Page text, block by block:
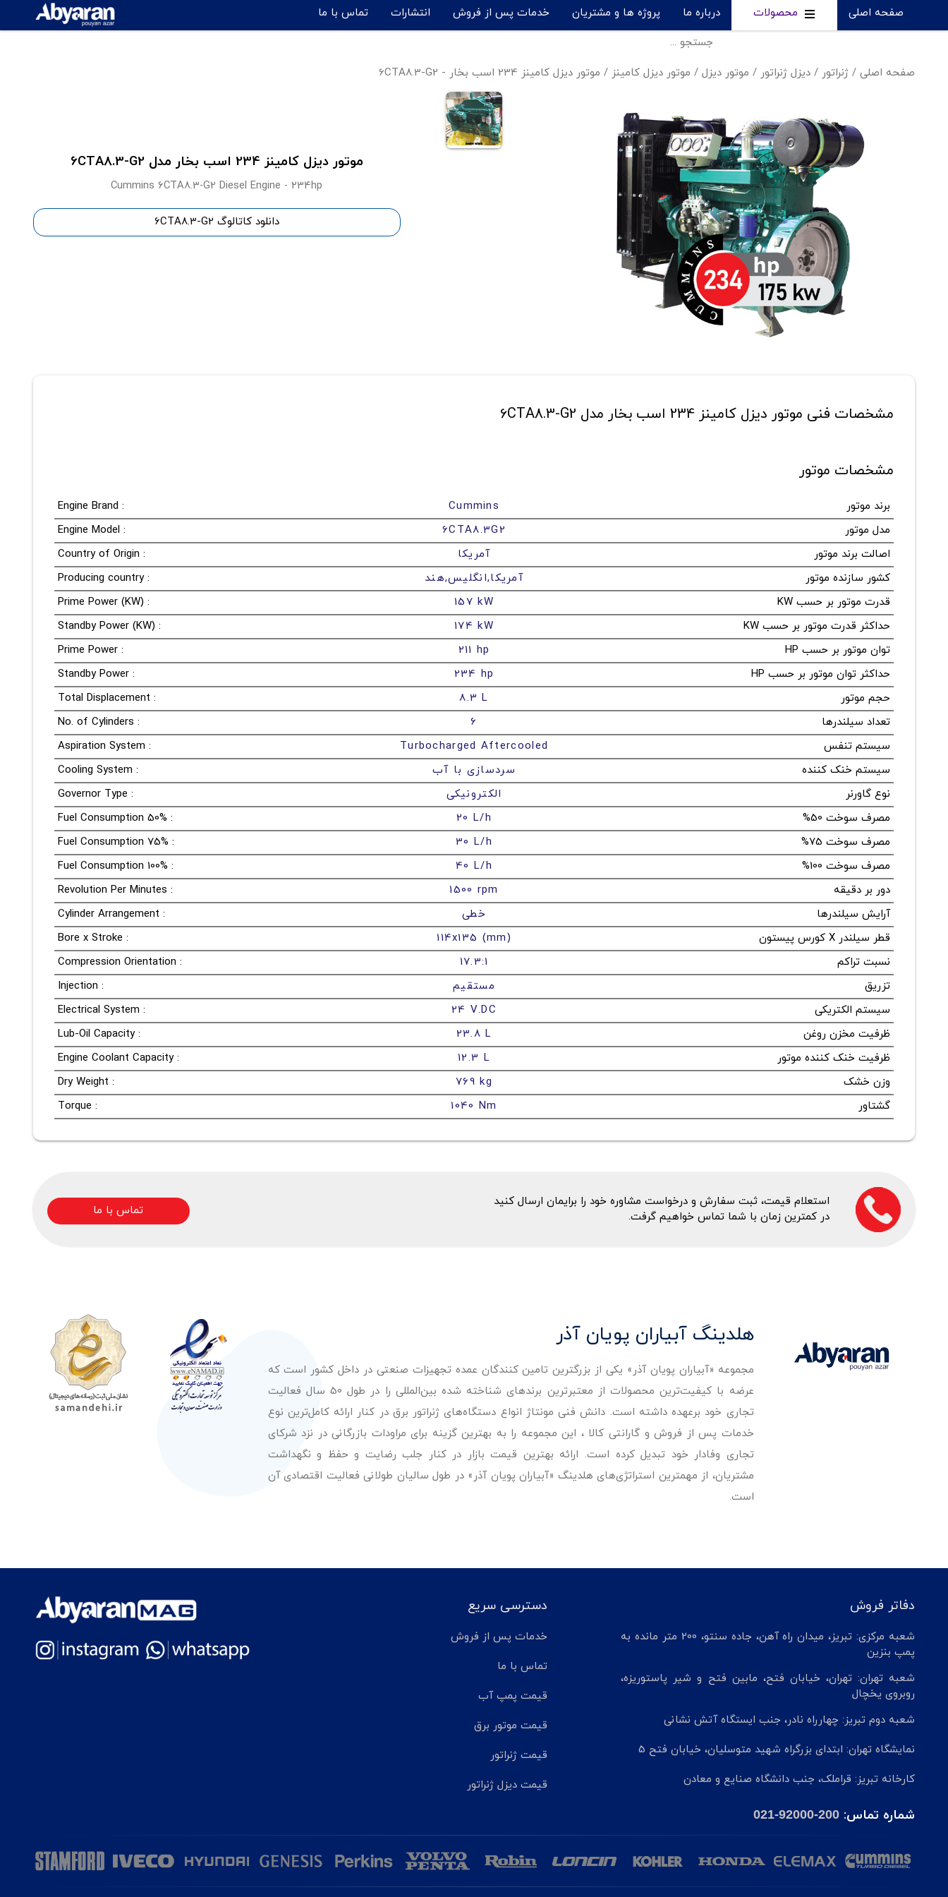
صفحه اصلی محصولات درباره ما پروژه ها و مشتریان خدمات پس از فروش انتشارات تماس با ما
صفحه اصلی / ژنراتور / دیزل ژنراتور / موتور دیزل / موتور دیزل کامینز / موتور دیزل کامینز 234 اسب بخار - 6CTA8.3-G2
موتور دیزل کامینز 234 اسب بخار مدل 6CTA8.3-G2
Cummins 6CTA8.3-G2 Diesel Engine - 234hp
دانلود کاتالوگ 6CTA8.3-G2
مشخصات فنی موتور دیزل کامینز 234 اسب بخار مدل 6CTA8.3-G2
مشخصات موتور
برند موتور Cummins
Engine Brand :
مدل موتور
6CTA8.3G2
Engine Model :
اصالت برند موتور
آمریکا
Country of Origin :
کشور سازنده موتور
آمریکا,انگلیس,هند
Producing country :
قدرت موتور بر حسب KW
157 kW
Prime Power (KW) :
حداکثر قدرت موتور بر حسب KW
174 kW
Standby Power (KW) :
توان موتور بر حسب HP
211 hp
Prime Power :
حداکثر توان موتور بر حسب HP
234 hp
Standby Power :
حجم موتور
8.3 L
Total Displacement :
تعداد سیلندرها
6
No. of Cylinders :
سیستم تنفس
Turbocharged Aftercooled
Aspiration System :
سیستم خنک کننده
سردسازی با آب
Cooling System :
نوع گاورنر
الکترونیکی
Governor Type :
مصرف سوخت 50%
20 L/h
Fuel Consumption 50% :
مصرف سوخت 75%
30 L/h
Fuel Consumption 75% :
مصرف سوخت 100%
40 L/h
Fuel Consumption 100% :
دور بر دقیقه
1500 rpm
Revolution Per Minutes :
آرایش سیلندرها
خطی
Cylinder Arrangement :
قطر سیلندر X کورس پیستون
114x135 (mm)
Bore x Stroke :
نسبت تراکم
17.3:1
Compression Orientation :
تزریق
مستقیم
Injection :
سیستم الکتریکی
24 V.DC
Electrical System :
ظرفیت مخزن روغن
23.8 L
Lub-Oil Capacity :
ظرفیت خنک کننده موتور
12.3 L
Engine Coolant Capacity :
وزن خشک
769 kg
Dry Weight :
گشتاور
1040 Nm
Torque :
استعلام قیمت، ثبت سفارش و درخواست مشاوره خود را برایمان ارسال کنید
در کمترین زمان با شما تماس خواهیم گرفت.
تماس با ما
هلدینگ آبیاران پویان آذر
مجموعه «آبیاران پویان آذر» یکی از بزرگترین تامین کنندگان عمده تجهیزات صنعتی در داخل کشور است که
عرضه با کیفیت‌ترین محصولات از معتبرترین برندهای شناخته شده بین‌المللی را در طول 50 سال فعالیت
تجاری خود برعهده داشته است. دانش فنی مونتاژ انواع دستگاه‌های ژنراتور برق در کنار ارائه کامل‌ترین نوع
خدمات پس از فروش و گارانتی کالا ، این مجموعه را به بهترین گزینه برای مراودات بازرگانی در نزد شرکای
تجاری وفادار خود تبدیل کرده است. ارائه بهترین قیمت بازار در کنار جلب رضایت و حفظ و نگهداشت
مشتریان، از مهمترین استراتژی‌های هلدینگ «آبیاران پویان آذر» در طول سالیان طولانی فعالیت اقتصادی آن
است.
دفاتر فروش
شعبه مرکزی: تبریز، میدان راه آهن، جاده سنتو، 200 متر مانده به
پمپ بنزین
شعبه تهران: تهران، خیابان فتح، مابین فتح و شیر پاستوریزه،
روبروی یخچال
شعبه دوم تبریز: چهارراه نادر، جنب ایستگاه آتش نشانی
نمایشگاه تهران: ابتدای بزرگراه شهید متوسلیان، خیابان فتح 5
کارخانه تبریز: قراملک، جنب دانشگاه صنایع و معادن
شماره تماس: 021-92000-200
دسترسی سریع
خدمات پس از فروش
تماس با ما
قیمت پمپ آب
قیمت موتور برق
قیمت ژنراتور
قیمت دیزل ژنراتور